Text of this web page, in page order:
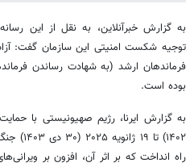
به گزارش خبرآنلاین، به نقل از این
توجیه شکست امنیتی این سازمان گفت:
فرماندهان ارشد (به شهادت رساندن
بوده است.
۱۴۰۲) تا